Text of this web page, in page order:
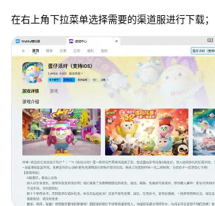
在右上角下拉菜单选择需要的渠道服进行下载；